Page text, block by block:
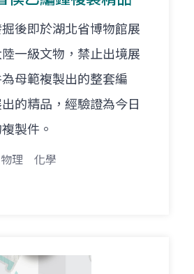
後即於湖北省博物館展
一級文物，禁止出境展
母範複製出的整套編
的精品，經驗證為今日
製件。
物理 化學